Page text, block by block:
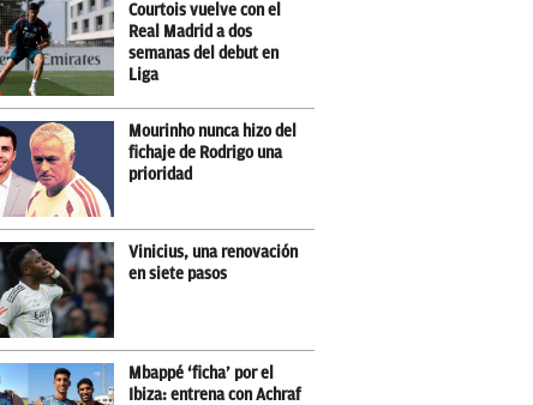
Courtois vuelve con el
Real Madrid a dos
semanas del debut en
Liga
Mourinho nunca hizo del
fichaje de Rodrigo una
prioridad
Vinicius, una renovación
en siete pasos
Mbappé ‘ficha’ por el
Ibiza: entrena con Achraf